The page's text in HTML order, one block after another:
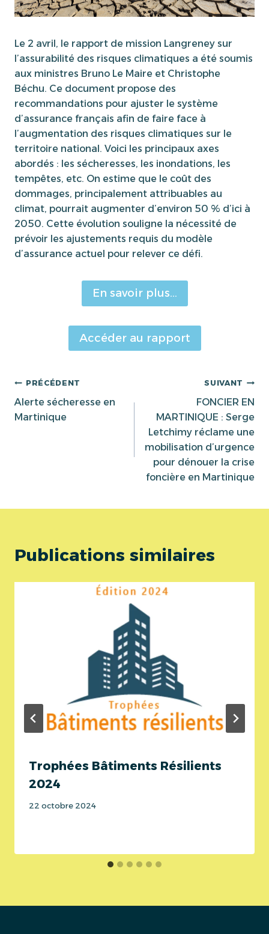
Le 2 avril, le rapport de mission Langreney sur
l’assurabilité des risques climatiques a été soumis
aux ministres Bruno Le Maire et Christophe
Béchu. Ce document propose des
recommandations pour ajuster le système
d’assurance français afin de faire face à
l’augmentation des risques climatiques sur le
territoire national. Voici les principaux axes
abordés : les sécheresses, les inondations, les
tempêtes, etc. On estime que le coût des
dommages, principalement attribuables au
climat, pourrait augmenter d’environ 50 % d’ici à
2050. Cette évolution souligne la nécessité de
prévoir les ajustements requis du modèle
d’assurance actuel pour relever ce défi.
En savoir plus…
Accéder au rapport
Navigation
de
PRÉCÉDENT
Alerte sécheresse en
Martinique
SUIVANT
FONCIER EN
MARTINIQUE : Serge
Letchimy réclame une
mobilisation d’urgence
pour dénouer la crise
foncière en Martinique
Publications similaires
Trophées Bâtiments Résilients
2024
22 octobre 2024